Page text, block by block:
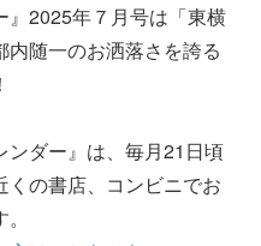
』2025年７月号は「東横
内随一のお洒落さを誇る
ンダー』は、毎月21日頃
くの書店、コンビニでお